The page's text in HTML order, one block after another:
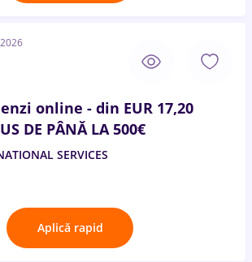
online - din EUR 17,20
DE PÂNĂ LA 500€
SERVICES
Aplică rapid